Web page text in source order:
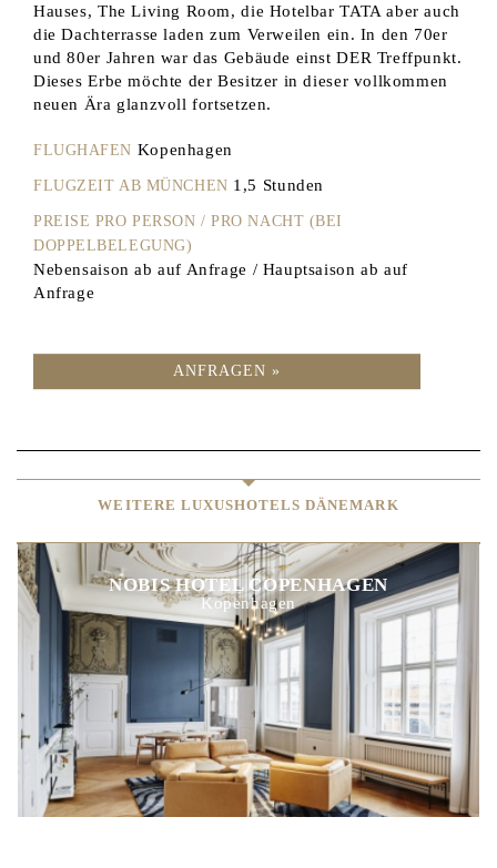
Hauses, The Living Room, die Hotelbar TATA aber auch
die Dachterrasse laden zum Verweilen ein. In den 70er
und 80er Jahren war das Gebäude einst DER Treffpunkt.
Dieses Erbe möchte der Besitzer in dieser vollkommen
neuen Ära glanzvoll fortsetzen.
FLUGHAFEN Kopenhagen
FLUGZEIT AB MÜNCHEN 1,5 Stunden
PREISE PRO PERSON / PRO NACHT (BEI
DOPPELBELEGUNG)
Nebensaison ab auf Anfrage / Hauptsaison ab auf
Anfrage
ANFRAGEN »
WEITERE LUXUSHOTELS DÄNEMARK
NOBIS HOTEL COPENHAGEN
Kopenhagen